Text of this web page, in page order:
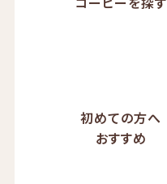
初めての方へ
おすすめ